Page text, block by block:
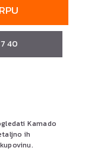
40
Kamado
ih